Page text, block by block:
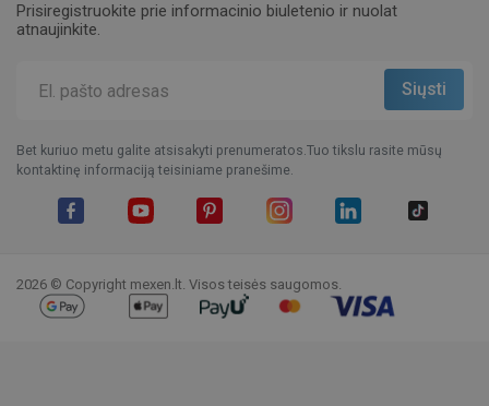
Prisiregistruokite prie informacinio biuletenio ir nuolat
atnaujinkite.
Bet kuriuo metu galite atsisakyti prenumeratos.Tuo tikslu rasite mūsų
kontaktinę informaciją teisiniame pranešime.
2026 © Copyright mexen.lt. Visos teisės saugomos.